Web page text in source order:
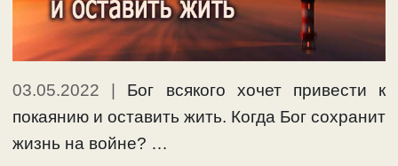
03.05.2022
Бог всякого хочет привести к
покаянию и оставить жить. Когда Бог сохранит
жизнь на войне? …